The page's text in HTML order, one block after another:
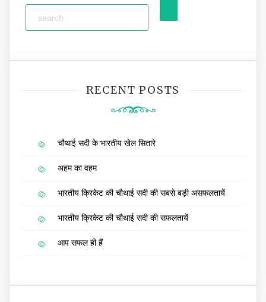
RECENT POSTS
चौथाई सदी के भारतीय खेल सितारे
अहम का वहम
भारतीय क्रिकेट की चौथाई सदी की सबसे बड़ी असफलतायें
भारतीय क्रिकेट की चौथाई सदी की सफलतायें
आप सफल ही हैं